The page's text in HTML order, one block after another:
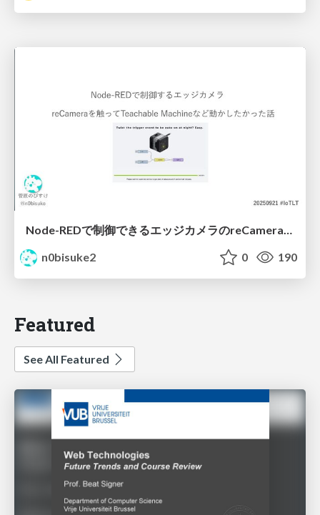
Node-REDで制御できるエッジカメラのreCameraを触る #iotlt #JLCPCB #recamera
n0bisuke2
0 190
Featured
See All Featured